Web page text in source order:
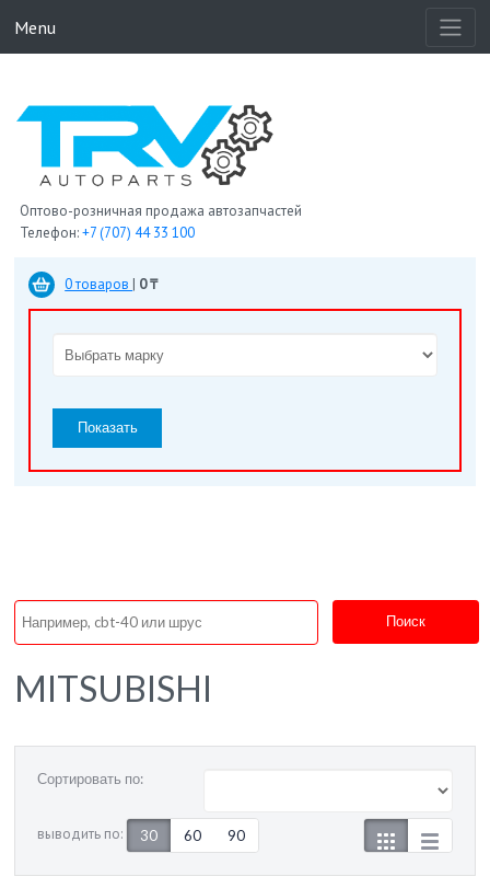
Menu
Оптово-розничная продажа автозапчастей
Телефон:+7 (707) 44 33 100
0 товаров | 0 ₸
Показать
Поиск
MITSUBISHI
Сортировать по:
выводить по: 30 60 90